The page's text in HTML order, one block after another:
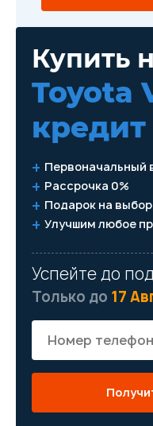
Купить
Toyota
кредит
Первоначальный
Рассрочка 0%
Подарок на выбор
Улучшим любое
Успейте до
Только до 17